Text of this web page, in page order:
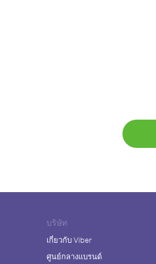
บริษัท
เกี่ยวกับ Viber
ศูนย์กลางแบรนด์